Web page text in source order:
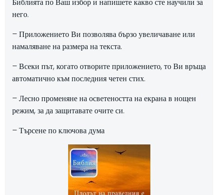
него.
– Приложението Ви позволява бързо увеличаване или
намаляване на размера на текста.
– Всеки път, когато отворите приложението, то Ви връща
автоматично към последния четен стих.
– Лесно променяне на осветеността на екрана в нощен
режим, за да защитавате очите си.
– Търсене по ключова дума